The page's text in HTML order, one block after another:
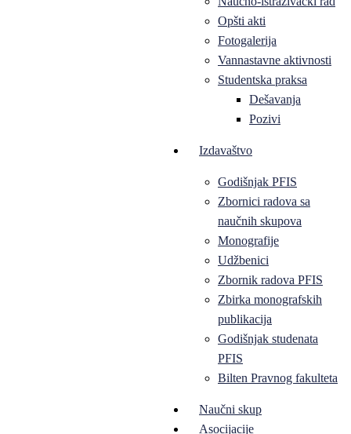
Opšti akti
Fotogalerija
Vannastavne aktivnosti
Studentska praksa
Dešavanja
Pozivi
Izdavaštvo
Godišnjak PFIS
Zbornici radova sa
naučnih skupova
Monografije
Udžbenici
Zbornik radova PFIS
Zbirka monografskih
publikacija
Godišnjak studenata
PFIS
Bilten Pravnog fakulteta
Naučni skup
Asocijacije